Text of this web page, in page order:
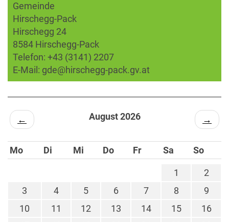
Gemeinde
Hirschegg-Pack
Hirschegg 24
8584 Hirschegg-Pack
Telefon: +43 (3141) 2207
E-Mail: gde@hirschegg-pack.gv.at
← August 2026 →
Mo Di Mi Do Fr Sa So
1
2
3
4 5 6 7 8
9
10
11 12 13 14 15
16